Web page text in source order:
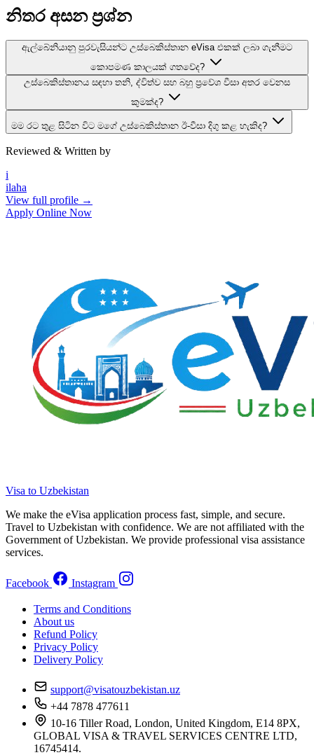
නිතර අසන ප්‍රශ්න
ඇල්බේනියානු පුරවැසියන්ට උස්බෙකිස්තාන eVisa එකක් ලබා ගැනීමට
කොපමණ කාලයක් ගතවේද?
උස්බෙකිස්තානය සඳහා තනි, ද්විත්ව සහ බහු ප්‍රවේශ වීසා අතර වෙනස
කුමක්ද?
මම රට තුළ සිටින විට මගේ උස්බෙකිස්තාන ඊ-වීසා දිගු කළ හැකිද?
Reviewed & Written by
i
ilaha
View full profile →
Apply Online Now
Visa to Uzbekistan
We make the eVisa application process fast, simple, and secure.
Travel to Uzbekistan with confidence. We are not affiliated with the
Government of Uzbekistan. We provide professional visa assistance
services.
Facebook Instagram
Terms and Conditions
About us
Refund Policy
Privacy Policy
Delivery Policy
support@visatouzbekistan.uz
+44 7878 477611
10-16 Tiller Road, London, United Kingdom, E14 8PX,
GLOBAL VISA & TRAVEL SERVICES CENTRE LTD,
16745414.